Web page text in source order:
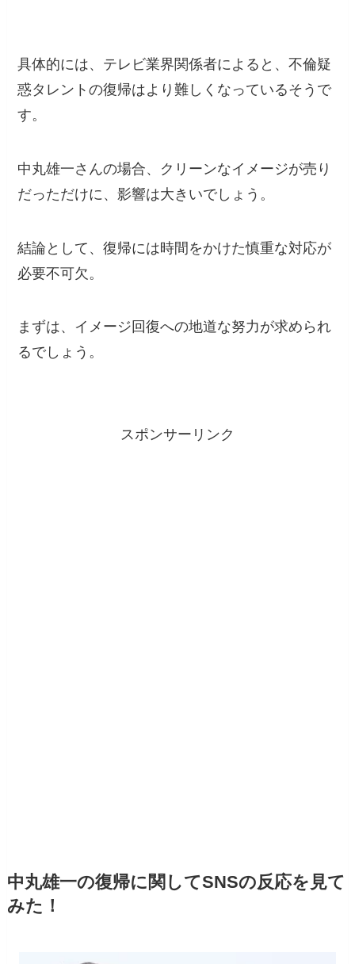
具体的には、テレビ業界関係者によると、不倫疑
惑タレントの復帰はより難しくなっているそうで
す。
中丸雄一さんの場合、クリーンなイメージが売り
だっただけに、影響は大きいでしょう。
結論として、復帰には時間をかけた慎重な対応が
必要不可欠。
まずは、イメージ回復への地道な努力が求められ
るでしょう。
スポンサーリンク
中丸雄一の復帰に関してSNSの反応を見て
みた！